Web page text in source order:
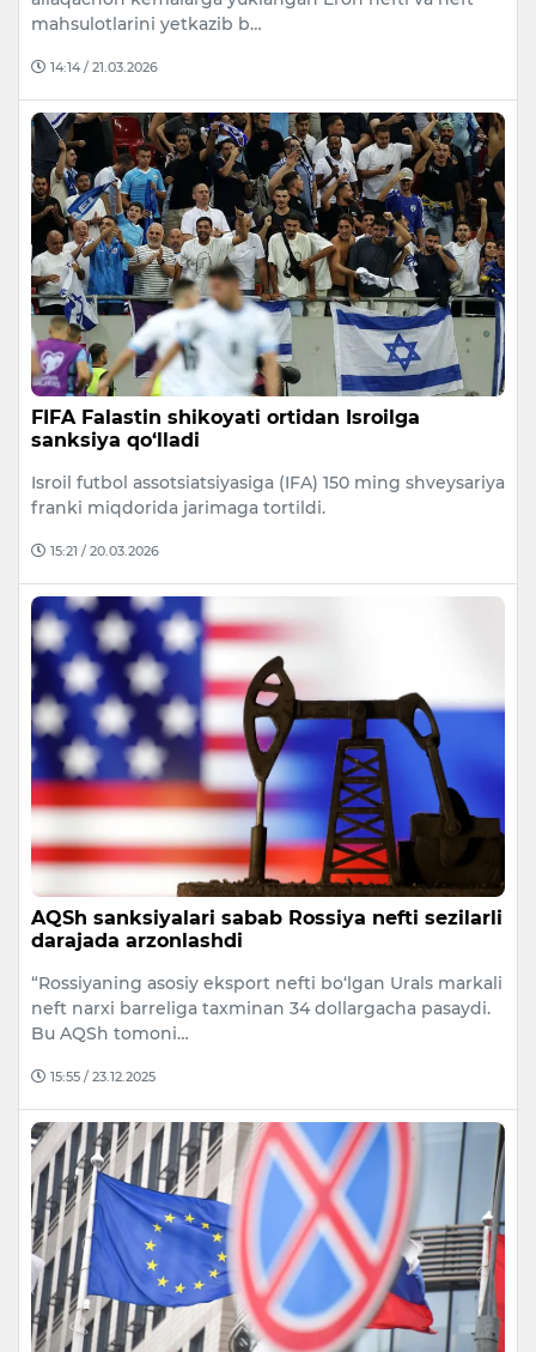
mahsulotlarini yetkazib b…
14:14 / 21.03.2026
FIFA Falastin shikoyati ortidan Isroilga
sanksiya qo‘lladi
Isroil futbol assotsiatsiyasiga (IFA) 150 ming shveysariya
franki miqdorida jarimaga tortildi.
15:21 / 20.03.2026
AQSh sanksiyalari sabab Rossiya nefti sezilarli
darajada arzonlashdi
“Rossiyaning asosiy eksport nefti bo‘lgan Urals markali
neft narxi barreliga taxminan 34 dollargacha pasaydi.
Bu AQSh tomoni…
15:55 / 23.12.2025